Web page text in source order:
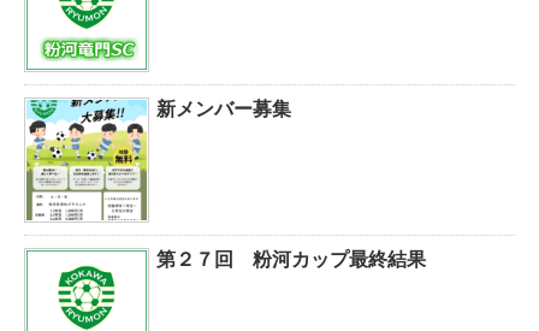
新メンバー募集
第２７回 粉河カップ最終結果